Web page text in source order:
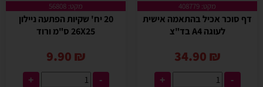
מקט: 408779
דף סוכר אכיל בהתאמה אישית
לעוגה A4 בד"צ
34.90 ₪
-
+
מקט: 56808
20 יח' שקיות הפתעה ניילון
26X25 ס"מ ורוד
9.90 ₪
-
+